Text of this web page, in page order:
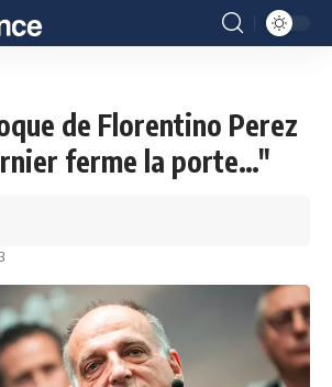
de Florentino Perez
ferme la porte…"